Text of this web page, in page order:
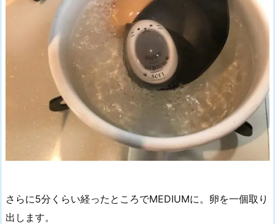
さらに5分くらい経ったところでMEDIUMに。卵を一個取り
出します。